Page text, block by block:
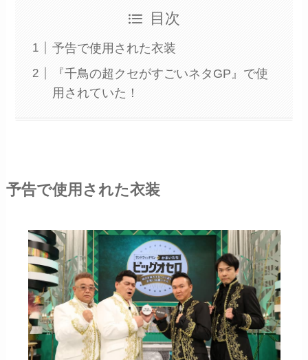
目次
予告で使用された衣装
『千鳥の超クセがすごいネタGP』で使
用されていた！
予告で使用された衣装